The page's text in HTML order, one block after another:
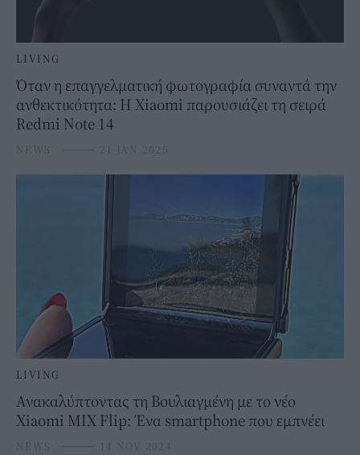
LIVING
Όταν η επαγγελματική φωτογραφία συναντά την
ανθεκτικότητα: H Xiaomi παρουσιάζει τη σειρά
Redmi Note 14
NEWS ⸻ 21 JAN 2025
LIVING
Ανακαλύπτοντας τη Βουλιαγμένη με το νέο
Xiaomi MIX Flip: Ένα smartphone που εμπνέει
NEWS ⸻ 14 NOV 2024